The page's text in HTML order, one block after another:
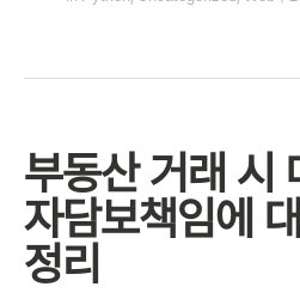
부동산 거래 시
자담보책임에
정리